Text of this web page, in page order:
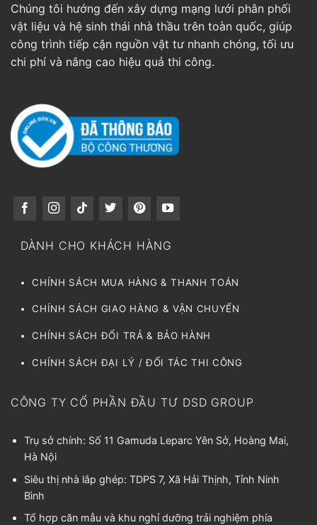
Chúng tôi hướng đến xây dựng mạng lưới phân phối
vật liệu và hệ sinh thái nhà thầu trên toàn quốc, giúp
công trình tiếp cận nguồn vật tư nhanh chóng, tối ưu
chi phí và nâng cao hiệu quả thi công.
DÀNH CHO KHÁCH HÀNG
CHÍNH SÁCH MUA HÀNG & THANH TOÁN
CHÍNH SÁCH GIAO HÀNG & VẬN CHUYỂN
CHÍNH SÁCH ĐỔI TRẢ & BẢO HÀNH
CHÍNH SÁCH ĐẠI LÝ / ĐỐI TÁC THI CÔNG
CÔNG TY CỔ PHẦN ĐẦU TƯ DSD GROUP
Trụ sở chính: Số 11 Gamuda Leparc Yên Sở, Hoàng Mai,
Hà Nội
Siêu thị nhà lắp ghép: TDPS 7, Xã Hải Thịnh, Tỉnh Ninh
Bình
Tổ hợp căn mẫu và khu nghỉ dưỡng trải nghiệm phía